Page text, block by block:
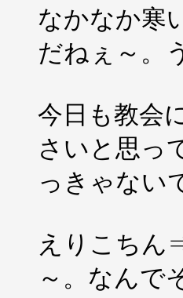
なかなか寒
だねぇ～。
今日も教会
さいと思っ
っきゃない
えりこちん
～。なんで